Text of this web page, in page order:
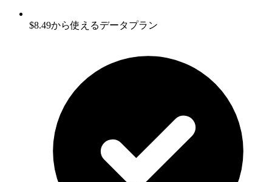
$8.49から使えるデータプラン